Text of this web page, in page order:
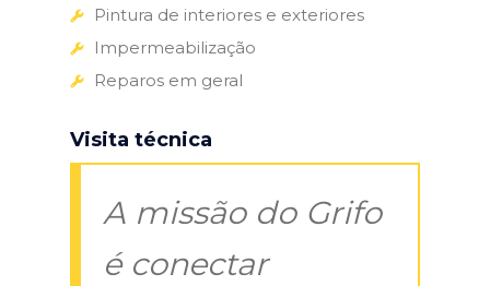
Pintura de interiores e exteriores
Impermeabilização
Reparos em geral
Visita técnica
A missão do Grifo
é conectar